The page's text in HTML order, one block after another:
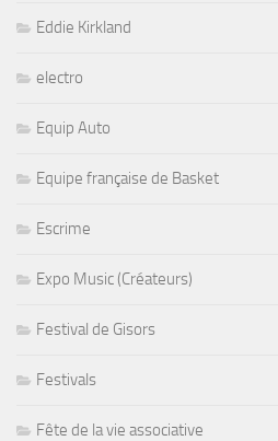
Eddie Kirkland
electro
Equip Auto
Equipe française de Basket
Escrime
Expo Music (Créateurs)
Festival de Gisors
Festivals
Fête de la vie associative